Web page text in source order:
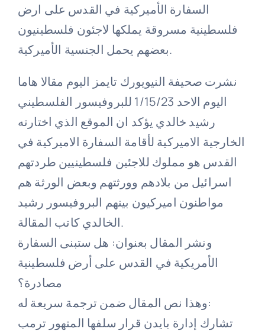
السفارة الأميركية في القدس على ارض
فلسطينية مسروقة يملكها لاجئون فلسطينيون
بعضهم يحمل الجنسية الأميركية.
نشرت صحيفة النيويورك تايمز اليوم مقالا هاما
اليوم الاحد 1/15/23 للبروفيسور الفلسطيني
رشيد خالدي يؤكد ان الموقع الذي اختارته
الخارجية الاميركية لأقامة السفارة الاميركية في
القدس هو مملوك للاجئين فلسطينيين طردتهم
اسرائيل من بلادهم وورثتهم وبعض الورثة هم
مواطنون اميركيون بينهم البروفيسور رشيد
الخالدي كاتب المقالة.
ونشر المقال بعنوان: هل ستبنى السفارة
الأمريكية في القدس على أرض فلسطينية
مصادرة؟
وهذا نص المقال ضمن ترجمة سريعة له:
تشارك إدارة بايدن قرار سلفها المتهور ترمب